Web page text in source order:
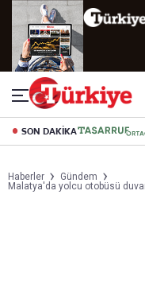
SON DAKİKA
Haberler
Gündem
Malatya'da yolcu otobüsü